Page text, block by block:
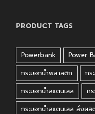
PRODUCT TAGS
Powerbank Power
กระบอกน้ำพลาสติก
กร
กระบอกน้ำสแตนเลส
ก
กระบอกน้ำสแตนเลส สั่งผลิ